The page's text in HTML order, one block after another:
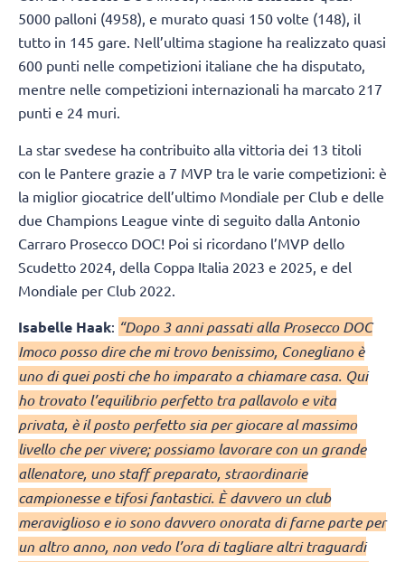
5000 palloni (4958), e murato quasi 150 volte (148), il
tutto in 145 gare. Nell’ultima stagione ha realizzato quasi
600 punti nelle competizioni italiane che ha disputato,
mentre nelle competizioni internazionali ha marcato 217
punti e 24 muri.
La star svedese ha contribuito alla vittoria dei 13 titoli
con le Pantere grazie a 7 MVP tra le varie competizioni: è
la miglior giocatrice dell’ultimo Mondiale per Club e delle
due Champions League vinte di seguito dalla Antonio
Carraro Prosecco DOC! Poi si ricordano l’MVP dello
Scudetto 2024, della Coppa Italia 2023 e 2025, e del
Mondiale per Club 2022.
Isabelle Haak: “Dopo 3 anni passati alla Prosecco DOC
Imoco posso dire che mi trovo benissimo, Conegliano è
uno di quei posti che ho imparato a chiamare casa. Qui
ho trovato l’equilibrio perfetto tra pallavolo e vita
privata, è il posto perfetto sia per giocare al massimo
livello che per vivere; possiamo lavorare con un grande
allenatore, uno staff preparato, straordinarie
campionesse e tifosi fantastici. È davvero un club
meraviglioso e io sono davvero onorata di farne parte per
un altro anno, non vedo l’ora di tagliare altri traguardi